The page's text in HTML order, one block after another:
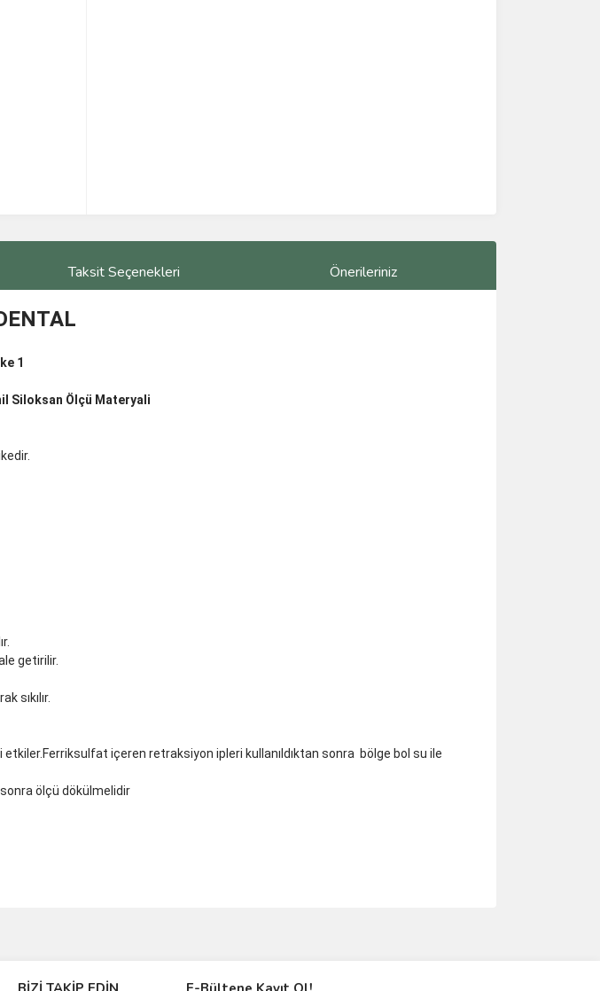
Taksit Seçenekleri Önerileriniz
1
Siloksan Ölçü Materyali
getirilir.
sıkılır.
içeren retraksiyon ipleri kullanıldıktan sonra bölge bol su ile
sonra ölçü dökülmelidir